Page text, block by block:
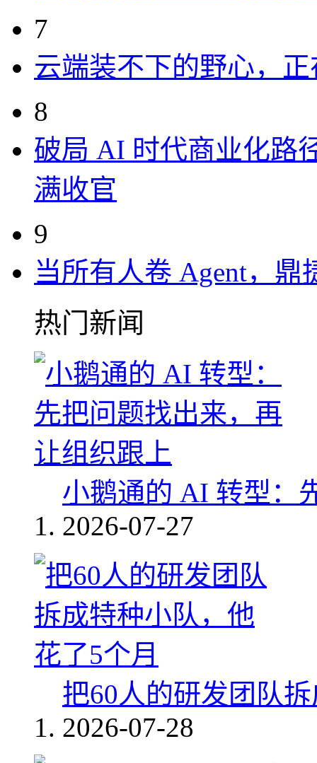
7
云端装不下的野心，
8
破局 AI 时代商业化路
满收官
9
当所有人卷 Agent，
热门新闻
小鹅通的 AI 转型：
2026-07-27
把60人的研发团队
2026-07-28